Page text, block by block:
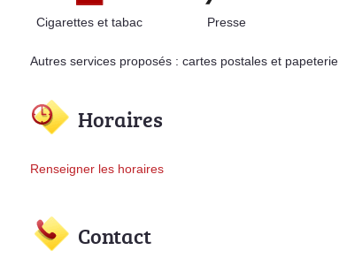
Cigarettes et tabac Presse
Autres services proposés : cartes postales et papeterie
Horaires
Renseigner les horaires
Contact